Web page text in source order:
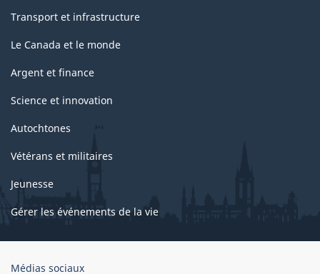
Transport et infrastructure
Le Canada et le monde
Argent et finance
Science et innovation
Autochtones
Vétérans et militaires
Jeunesse
Gérer les événements de la vie
Organisation
Médias sociaux